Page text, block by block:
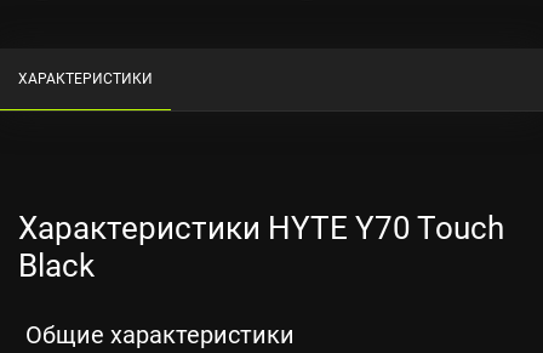
ХАРАКТЕРИСТИКИ
Характеристики HYTE Y70 Touch
Black
Общие характеристики